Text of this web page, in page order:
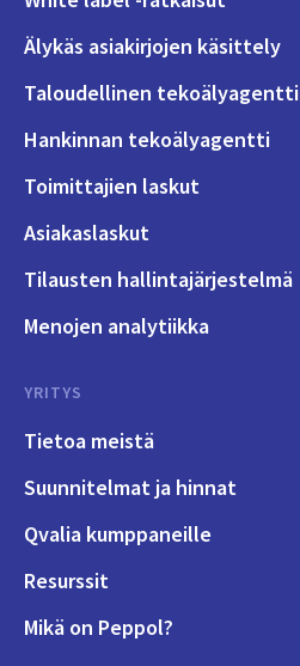
Älykäs asiakirjojen käsittely
Taloudellinen tekoälyagentti
Hankinnan tekoälyagentti
Toimittajien laskut
Asiakaslaskut
Tilausten hallintajärjestelmä
Menojen analytiikka
YRITYS
Tietoa meistä
Suunnitelmat ja hinnat
Qvalia kumppaneille
Resurssit
Mikä on Peppol?